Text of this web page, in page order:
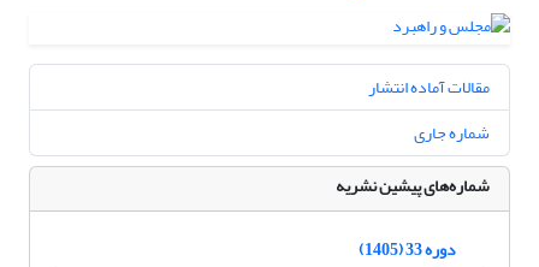
مقالات آماده انتشار
شماره جاری
شماره‌های پیشین نشریه
دوره 33 (1405)